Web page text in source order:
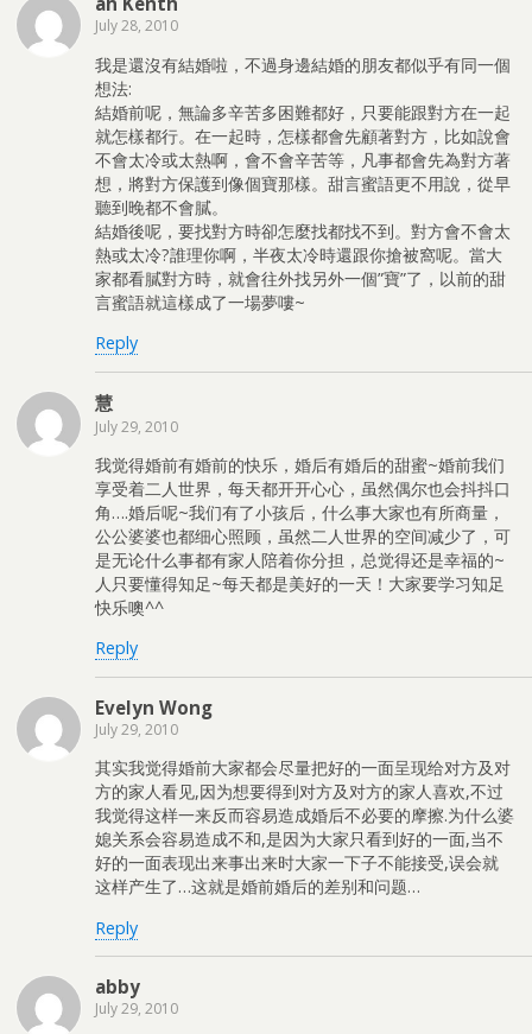
July 28, 2010
我是還沒有結婚啦，不過身邊結婚的朋友都似乎有同一個
想法:
結婚前呢，無論多辛苦多困難都好，只要能跟對方在一起
就怎樣都行。在一起時，怎樣都會先顧著對方，比如說會
不會太冷或太熱啊，會不會辛苦等，凡事都會先為對方著
想，將對方保護到像個寶那樣。甜言蜜語更不用說，從早
聽到晚都不會膩。
結婚後呢，要找對方時卻怎麼找都找不到。對方會不會太
熱或太冷?誰理你啊，半夜太冷時還跟你搶被窩呢。當大
家都看膩對方時，就會往外找另外一個”寶”了，以前的甜
言蜜語就這樣成了一場夢嘍~
Reply
慧
July 29, 2010
我觉得婚前有婚前的快乐，婚后有婚后的甜蜜~婚前我们
享受着二人世界，每天都开开心心，虽然偶尔也会抖抖口
角….婚后呢~我们有了小孩后，什么事大家也有所商量，
公公婆婆也都细心照顾，虽然二人世界的空间减少了，可
是无论什么事都有家人陪着你分担，总觉得还是幸福的~
人只要懂得知足~每天都是美好的一天！大家要学习知足
快乐噢^^
Reply
Evelyn Wong
July 29, 2010
其实我觉得婚前大家都会尽量把好的一面呈现给对方及对
方的家人看见,因为想要得到对方及对方的家人喜欢,不过
我觉得这样一来反而容易造成婚后不必要的摩擦.为什么婆
媳关系会容易造成不和,是因为大家只看到好的一面,当不
好的一面表现出来事出来时大家一下子不能接受,误会就
这样产生了…这就是婚前婚后的差别和问题…
Reply
abby
July 29, 2010